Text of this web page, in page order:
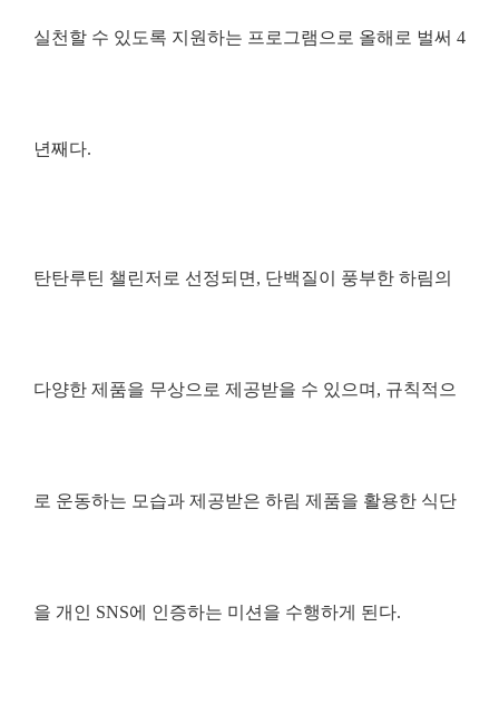
실천할 수 있도록 지원하는 프로그램으로 올해로 벌써 4
년째다.
탄탄루틴 챌린저로 선정되면 , 단백질이 풍부한 하림의
다양한 제품을 무상으로 제공받을 수 있으며 , 규칙적으
로 운동하는 모습과 제공받은 하림 제품을 활용한 식단
을 개인 SNS에 인증하는 미션을 수행하게 된다.